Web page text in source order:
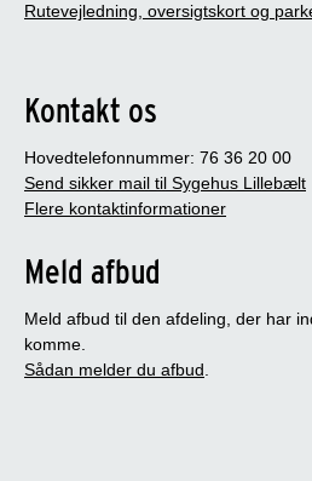
Rutevejledning, oversigtskort og
Kontakt os
Hovedtelefonnummer: 76 36 20 00
Send sikker mail til Sygehus Lillebælt
Flere kontaktinformationer
Meld afbud
Meld afbud til den afdeling, der har
komme.
Sådan melder du afbud.